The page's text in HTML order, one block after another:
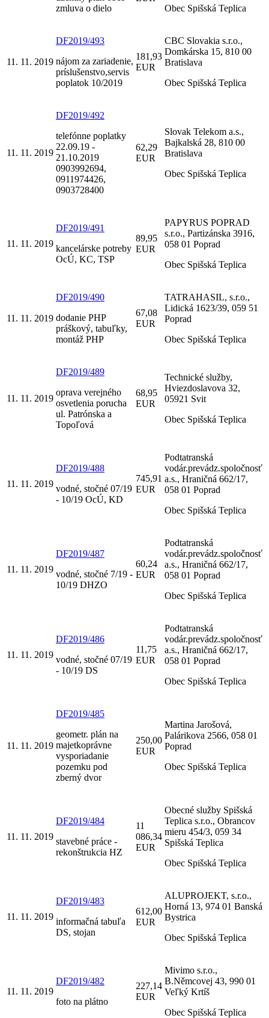
zmluva o dielo
Obec Spišská Teplica
11. 11. 2019
DF2019/493
nájom za zariadenie,
príslušenstvo,servis
poplatok 10/2019
181,93
EUR
CBC Slovakia s.r.o.,
Domkárska 15, 810 00
Bratislava
Obec Spišská Teplica
11. 11. 2019
DF2019/492
telefónne poplatky
22.09.19 -
21.10.2019
0903992694,
0911974426,
0903728400
62,29
EUR
Slovak Telekom a.s.,
Bajkalská 28, 810 00
Bratislava
Obec Spišská Teplica
11. 11. 2019
DF2019/491
kancelárske potreby
OcÚ, KC, TSP
89,95
EUR
PAPYRUS POPRAD
s.r.o., Partizánska 3916,
058 01 Poprad
Obec Spišská Teplica
11. 11. 2019
DF2019/490
dodanie PHP
práškový, tabuľky,
montáž PHP
67,08
EUR
TATRAHASIL, s.r.o.,
Lidická 1623/39, 059 51
Poprad
Obec Spišská Teplica
11. 11. 2019
DF2019/489
oprava verejného
osvetlenia porucha
ul. Patrónska a
Topoľová
68,95
EUR
Technické služby,
Hviezdoslavova 32,
05921 Svit
Obec Spišská Teplica
11. 11. 2019
DF2019/488
vodné, stočné 07/19
- 10/19 OcÚ, KD
745,91
EUR
Podtatranská
vodár.prevádz.spoločnosť
a.s., Hraničná 662/17,
058 01 Poprad
Obec Spišská Teplica
11. 11. 2019
DF2019/487
vodné, stočné 7/19 -
10/19 DHZO
60,24
EUR
Podtatranská
vodár.prevádz.spoločnosť
a.s., Hraničná 662/17,
058 01 Poprad
Obec Spišská Teplica
11. 11. 2019
DF2019/486
vodné, stočné 07/19
- 10/19 DS
11,75
EUR
Podtatranská
vodár.prevádz.spoločnosť
a.s., Hraničná 662/17,
058 01 Poprad
Obec Spišská Teplica
11. 11. 2019
DF2019/485
geometr. plán na
majetkoprávne
vysporiadanie
pozemku pod
zberný dvor
250,00
EUR
Martina Jarošová,
Palárikova 2566, 058 01
Poprad
Obec Spišská Teplica
11. 11. 2019
DF2019/484
stavebné práce -
rekonštrukcia HZ
11
086,34
EUR
Obecné služby Spišská
Teplica s.r.o., Obrancov
mieru 454/3, 059 34
Spišská Teplica
Obec Spišská Teplica
11. 11. 2019
DF2019/483
informačná tabuľa
DS, stojan
612,00
EUR
ALUPROJEKT, s.r.o.,
Horná 13, 974 01 Banská
Bystrica
Obec Spišská Teplica
11. 11. 2019
DF2019/482
foto na plátno
227,14
EUR
Mivimo s.r.o.,
B.Němcovej 43, 990 01
Veľký Krtíš
Obec Spišská Teplica